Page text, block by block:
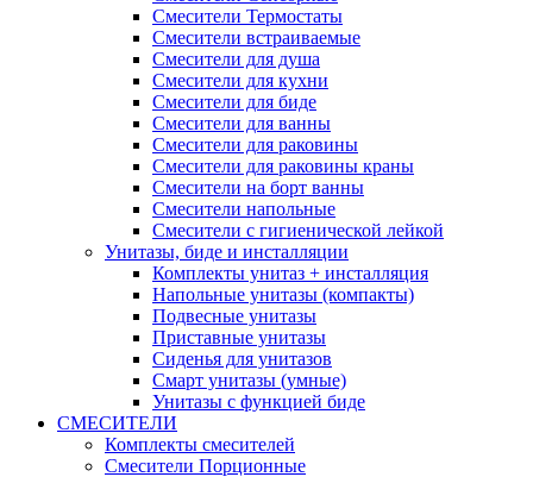
Смесители Термостаты
Смесители встраиваемые
Смесители для душа
Смесители для кухни
Смесители для биде
Смесители для ванны
Смесители для раковины
Смесители для раковины краны
Смесители на борт ванны
Смесители напольные
Смесители с гигиенической лейкой
Унитазы, биде и инсталляции
Комплекты унитаз + инсталляция
Напольные унитазы (компакты)
Подвесные унитазы
Приставные унитазы
Сиденья для унитазов
Смарт унитазы (умные)
Унитазы с функцией биде
СМЕСИТЕЛИ
Комплекты смесителей
Смесители Порционные